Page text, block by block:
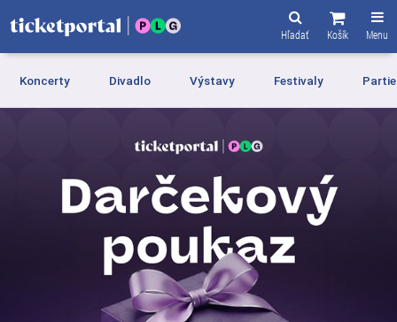
Menu
Košík
Hľadať
Koncerty Divadlo Výstavy Festivaly